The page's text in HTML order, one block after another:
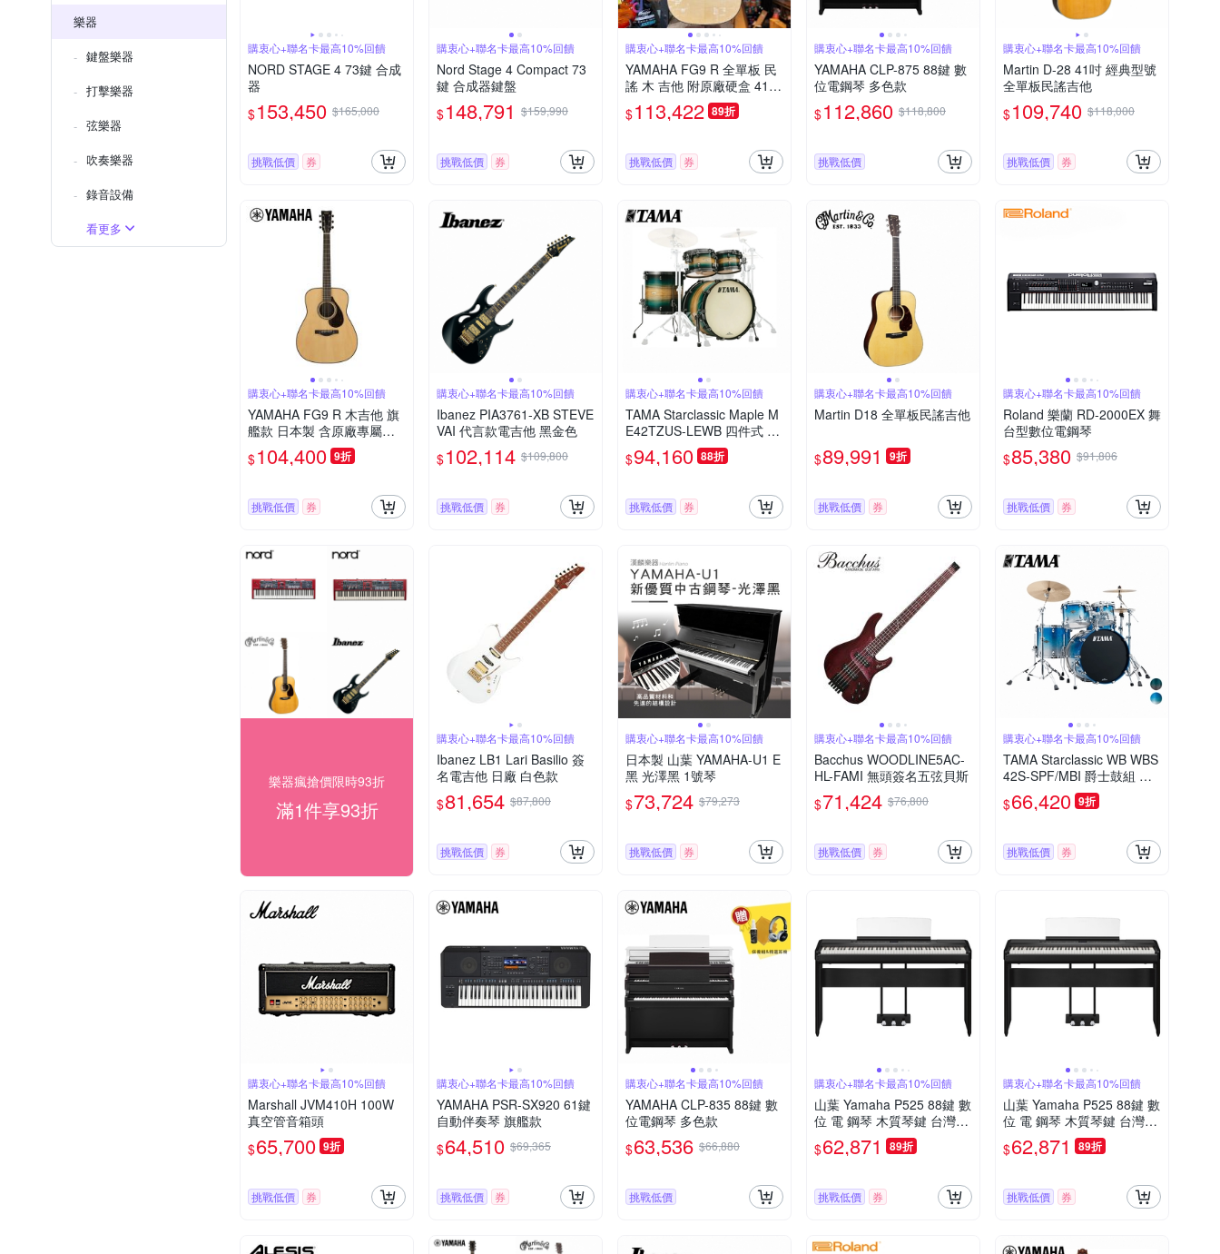
樂器
鍵盤樂器
打擊樂器
弦樂器
吹奏樂器
錄音設備
看更多
購衷心+聯名卡最高10%回饋
NORD STAGE 4 73鍵 合成
器
$153,450 $165,000
挑戰低價 券
購衷心+聯名卡最高10%回饋
Nord Stage 4 Compact 73
鍵 合成器鍵盤
$148,791 $159,990
挑戰低價 券
購衷心+聯名卡最高10%回饋
YAMAHA FG9 R 全單板 民
謠 木 吉他 附原廠硬盒 41吋
大桶身 日本製造 阿迪朗達
克雲杉 面板 公司貨
$113,422 89折
挑戰低價 券
購衷心+聯名卡最高10%回饋
YAMAHA CLP-875 88鍵 數
位電鋼琴 多色款
$112,860 $118,800
挑戰低價
購衷心+聯名卡最高10%回饋
Martin D-28 41吋 經典型號
全單板民謠吉他
$109,740 $118,000
挑戰低價 券
購衷心+聯名卡最高10%回饋
YAMAHA FG9 R 木吉他 旗
艦款 日本製 含原廠專屬硬
$104,400 9折
挑戰低價 券
購衷心+聯名卡最高10%回饋
Ibanez PIA3761-XB STEVE
VAI 代言款電吉他 黑金色
$102,114 $109,800
挑戰低價 券
購衷心+聯名卡最高10%回饋
TAMA Starclassic Maple M
E42TZUS-LEWB 四件式 爵
士鼓組 綠煙燻胡桃木色
$94,160 88折
挑戰低價 券
購衷心+聯名卡最高10%回饋
Martin D18 全單板民謠吉他
$89,991 9折
挑戰低價 券
購衷心+聯名卡最高10%回饋
Roland 樂蘭 RD-2000EX 舞
台型數位電鋼琴
$85,380 $91,806
挑戰低價 券
樂器瘋搶價限時93折
滿1件享93折
購衷心+聯名卡最高10%回饋
Ibanez LB1 Lari Basilio 簽
名電吉他 日廠 白色款
$81,654 $87,800
挑戰低價 券
購衷心+聯名卡最高10%回饋
日本製 山葉 YAMAHA-U1 E
黑 光澤黑 1號琴
$73,724 $79,273
挑戰低價 券
購衷心+聯名卡最高10%回饋
Bacchus WOODLINE5AC-
HL-FAMI 無頭簽名五弦貝斯
$71,424 $76,800
挑戰低價 券
購衷心+聯名卡最高10%回饋
TAMA Starclassic WB WBS
42S-SPF/MBI 爵士鼓組 多
色款
$66,420 9折
挑戰低價 券
購衷心+聯名卡最高10%回饋
Marshall JVM410H 100W
真空管音箱頭
$65,700 9折
挑戰低價 券
購衷心+聯名卡最高10%回饋
YAMAHA PSR-SX920 61鍵
自動伴奏琴 旗艦款
$64,510 $69,365
挑戰低價 券
購衷心+聯名卡最高10%回饋
YAMAHA CLP-835 88鍵 數
位電鋼琴 多色款
$63,536 $66,880
挑戰低價
購衷心+聯名卡最高10%回饋
山葉 Yamaha P525 88鍵 數
位 電 鋼琴 木質琴鍵 台灣公
司貨 附贈木質琴椅 高階延
音踏板
$62,871 89折
挑戰低價 券
購衷心+聯名卡最高10%回饋
山葉 Yamaha P525 88鍵 數
位 電 鋼琴 木質琴鍵 台灣公
司貨 附贈木質琴椅 高階延
音踏板
$62,871 89折
挑戰低價 券